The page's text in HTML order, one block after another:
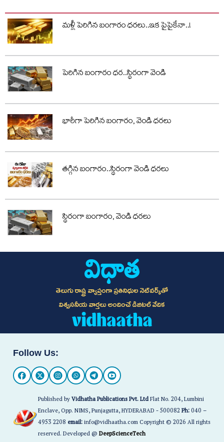
మళ్లీ పెరిగిన బంగారం ధరలు..ఇక పైపైకేనా..!
పెరిగిన బంగారం ధర..స్థిరంగా వెండి
భారీగా పెరిగిన బంగారం, వెండి ధరలు
తగ్గిన బంగారం..స్థిరంగా వెండి ధరలు
స్థిరంగా బంగారం, వెండి ధరలు
తెలుగు రాష్ట్ర వ్యాప్తంగా ప్రతినిధుల నెట్‌వర్క్‌తో
విశ్వసనీయ వార్తలు అందించే డిజిటల్ వేదిక
Follow Us:
Published byVidhatha Publications Pvt. LtdFlat No. 204, Lumbini
Enclave, Opp. NIMS, Punjagutta, HYDERABAD - 500082Ph:040 –
4953 2208 email:info@vidhaatha.com Copyright © 2026 All rights
reserved. Developed @DeepScienceTech